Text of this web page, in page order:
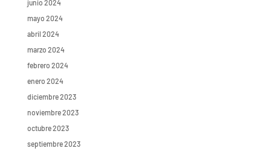
junio 2024
mayo 2024
abril 2024
marzo 2024
febrero 2024
enero 2024
diciembre 2023
noviembre 2023
octubre 2023
septiembre 2023